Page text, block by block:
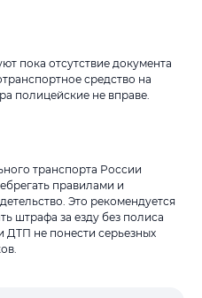
пока отсутствие документа
средство на
полицейские не вправе.
транспорта России
правилами и
Это рекомендуется
штрафа за езду без полиса
ДТП не понести серьезных